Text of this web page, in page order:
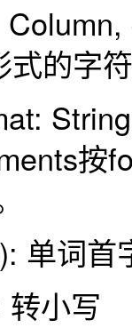
的字
按
单词首
小写